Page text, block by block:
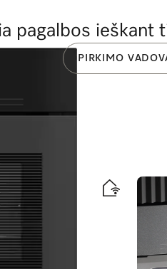
pagalbos ieškant
PIRKIMO